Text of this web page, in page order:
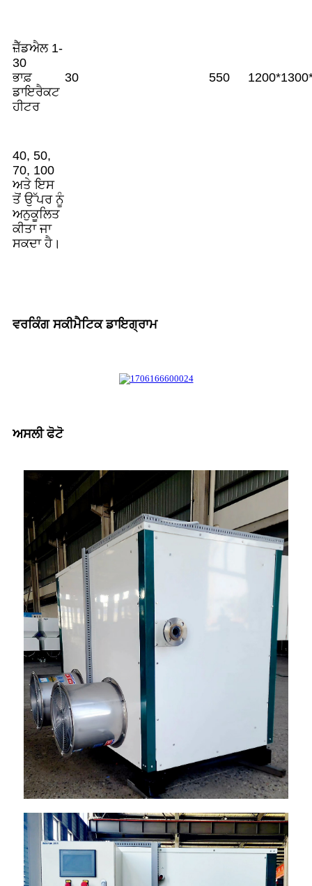
ਜ਼ੈੱਡਐਲ 1-
30
ਭਾਫ਼
ਡਾਇਰੈਕਟ
ਹੀਟਰ
30 550
40, 50,
70, 100
ਅਤੇ ਇਸ
ਤੋਂ ਉੱਪਰ ਨੂੰ
ਅਨੁਕੂਲਿਤ
ਕੀਤਾ ਜਾ
ਸਕਦਾ ਹੈ।
ਵਰਕਿੰਗ ਸਕੀਮੈਟਿਕ ਡਾਇਗ੍ਰਾਮ
ਅਸਲੀ ਫੋਟੋ